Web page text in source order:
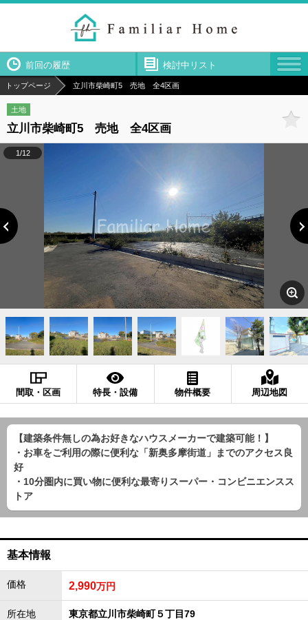
前回の履歴 検討中リスト
トップページ 立川市柴崎町5 売地 全4区画
土地
立川市柴崎町5 売地 全4区画
1/12
間取・区画 特長・設備 物件概要 周辺地図
【建築条件無しの為お好きなハウスメーカーで建築可能！】
・お車をご利用の際に便利な「新奥多摩街道」までのアクセス良
好
・10分圏内に買い物に便利な最寄りスーパー・コンビニエンスス
トア
基本情報
価格 2,990万円
所在地 東京都立川市柴崎町５丁目79